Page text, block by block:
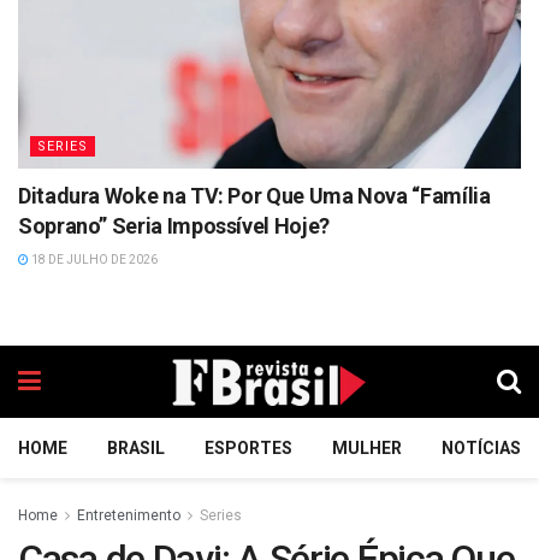
SERIES
Ditadura Woke na TV: Por Que Uma Nova “Família
Soprano” Seria Impossível Hoje?
18 DE JULHO DE 2026
HOME BRASIL ESPORTES MULHER NOTÍCIAS
Home Entretenimento Series